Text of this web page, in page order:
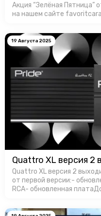
Акция “Зелёная Пятница”
на нашем сайте
19 Августа 2025
Quattro XL версия 2
Quattro XL версия 2
от первой версии:-
RCA- обновленная